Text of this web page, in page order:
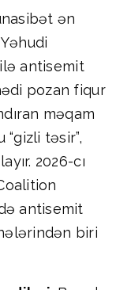
ən
antisemit
pozan fiqur
məqam
təsir”,
2026-cı
antisemit
biri